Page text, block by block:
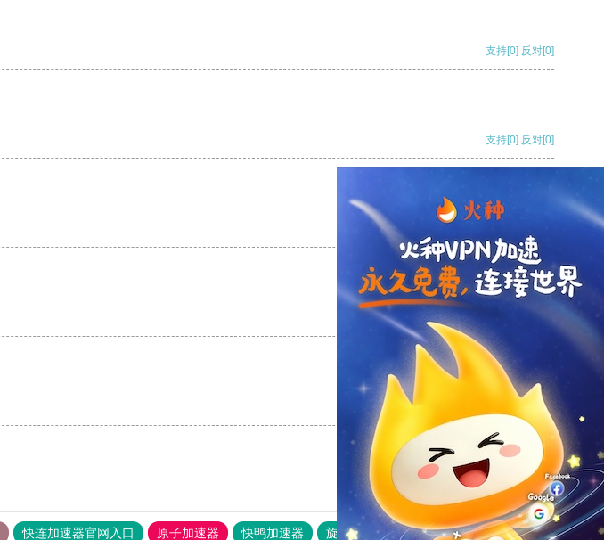
支持[0] 反对[0]
支持[0] 反对[0]
反对
反对[0]
快连加速器官网入口 原子加速器 快鸭加速器 旋风加速度器 外网网址导航 软件中心